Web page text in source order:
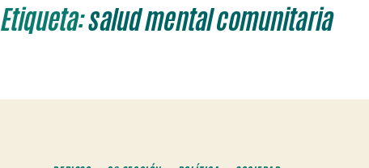
Etiqueta:salud mental comunitaria
Categorías